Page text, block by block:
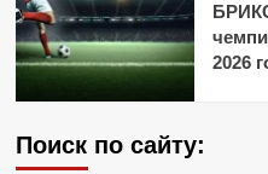
2026
Поиск по сайту: